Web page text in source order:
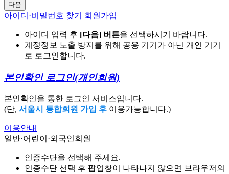
다음
아이디·비밀번호 찾기 회원가입
아이디 입력 후 [다음] 버튼을 선택하시기 바랍니다.
계정정보 노출 방지를 위해 공용 기기가 아닌 개인 기기
로 로그인합니다.
본인확인 로그인(개인회원)
본인확인을 통한 로그인 서비스입니다.
(단, 서울시 통합회원 가입 후 이용가능합니다.)
이용안내
일반·어린이·외국인회원
인증수단을 선택해 주세요.
인증수단 선택 후 팝업창이 나타나지 않으면 브라우저의